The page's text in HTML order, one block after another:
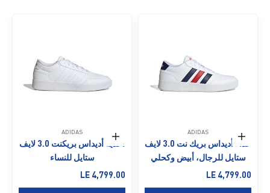
حدِّد الخيارات
ADIDAS
حذاء أديداس بريك نت 3.0 لايف
ستايل للرجال، أبيض وكحلي
السعر بعد الخصم
LE 4,799.00
حدِّد الخيارات
ADIDAS
أحذية أديداس بريكنت 3.0 لايف
ستايل للنساء
السعر بعد الخصم
LE 4,799.00